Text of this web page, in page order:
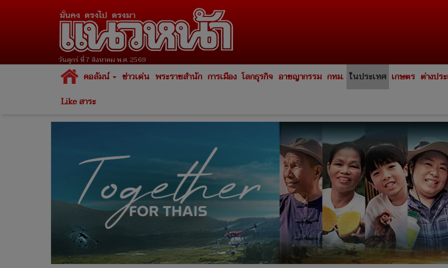
วันศุกร์ ที่ 7 สิงหาคม พ.ศ. 2569
คอลัมน์ ข่าวเด่น พระราชสำนัก การเมือง โลกธุรกิจ อาชญากรรม กทม. ในประเทศ เกษตร ต่างปร
Like สาระ